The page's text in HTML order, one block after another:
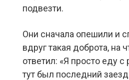
подвезти.
Они сначала опешили и
вдруг такая доброта, на
ответил: «Я просто еду с
тут был последний